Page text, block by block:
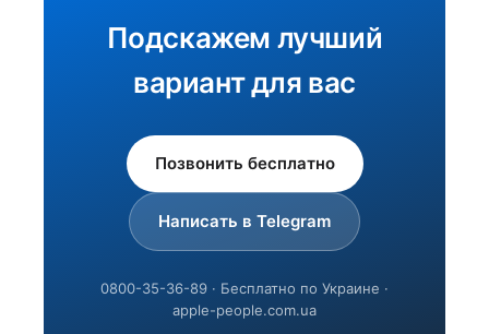
Подскажем лучший
вариант для вас
Позвонить бесплатно
Написать в Telegram
0800-35-36-89 · Бесплатно по Украине ·
apple-people.com.ua